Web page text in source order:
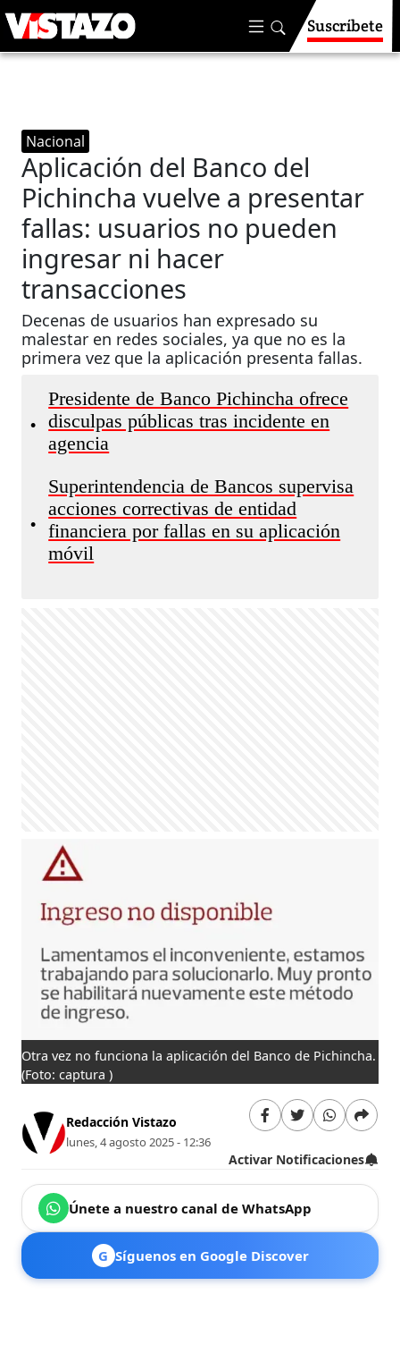
Suscríbete
Nacional
Aplicación del Banco del
Pichincha vuelve a presentar
fallas: usuarios no pueden
ingresar ni hacer
transacciones
Decenas de usuarios han expresado su
malestar en redes sociales, ya que no es la
primera vez que la aplicación presenta fallas.
•
Presidente de Banco Pichincha ofrece
disculpas públicas tras incidente en
agencia
•
Superintendencia de Bancos supervisa
acciones correctivas de entidad
financiera por fallas en su aplicación
móvil
Otra vez no funciona la aplicación del Banco de Pichincha.
(Foto: captura )
Redacción Vistazo
lunes, 4 agosto 2025 - 12:36
Activar Notificaciones
Únete a nuestro canal de WhatsApp
G Síguenos en Google Discover